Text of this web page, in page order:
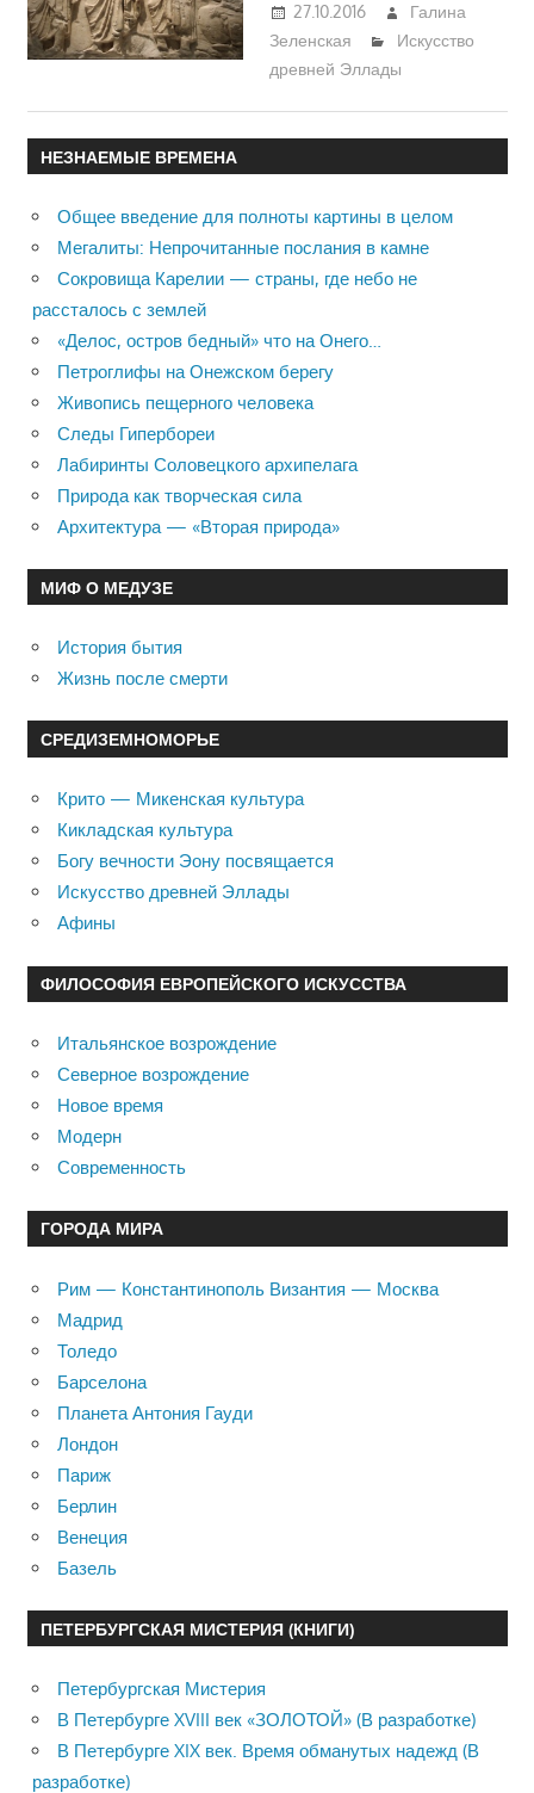
27.10.2016
Галина
Зеленская
Искусство
древней Эллады
НЕЗНАЕМЫЕ ВРЕМЕНА
Общее введение для полноты картины в целом
Мегалиты: Непрочитанные послания в камне
Сокровища Карелии — страны, где небо не
рассталось с землей
«Делос, остров бедный» что на Онего…
Петроглифы на Онежском берегу
Живопись пещерного человека
Следы Гипербореи
Лабиринты Соловецкого архипелага
Природа как творческая сила
Архитектура — «Вторая природа»
МИФ О МЕДУЗЕ
История бытия
Жизнь после смерти
СРЕДИЗЕМНОМОРЬЕ
Крито — Микенская культура
Кикладская культура
Богу вечности Эону посвящается
Искусство древней Эллады
Афины
ФИЛОСОФИЯ ЕВРОПЕЙСКОГО ИСКУССТВА
Итальянское возрождение
Северное возрождение
Новое время
Модерн
Современность
ГОРОДА МИРА
Рим — Константинополь Византия — Москва
Мадрид
Толедо
Барселона
Планета Антония Гауди
Лондон
Париж
Берлин
Венеция
Базель
ПЕТЕРБУРГСКАЯ МИСТЕРИЯ (КНИГИ)
Петербургская Мистерия
В Петербурге XVIII век «ЗОЛОТОЙ» (В разработке)
В Петербурге XIX век. Время обманутых надежд (В
разработке)